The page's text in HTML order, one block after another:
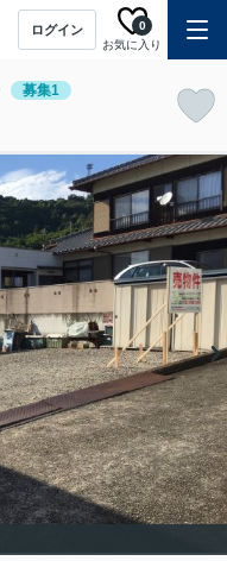
ログイン
お気に入り
0
募集1